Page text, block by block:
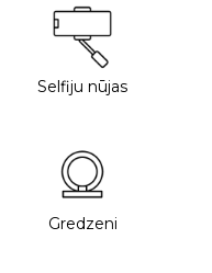
Selfiju nūjas
Gredzeni